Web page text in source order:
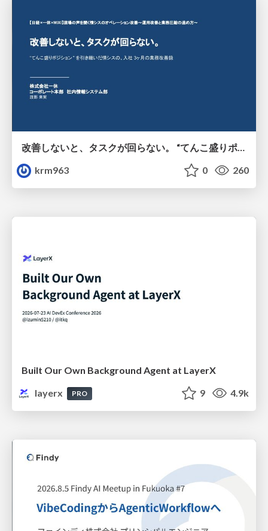
改善しないと、タスクが回らない。 “てんこ盛りポジション” を引き継いだ情シスの、入社3ヶ月の業務改善録
krm963
0 260
Built Our Own Background Agent at LayerX
layerx
PRO 9 4.9k